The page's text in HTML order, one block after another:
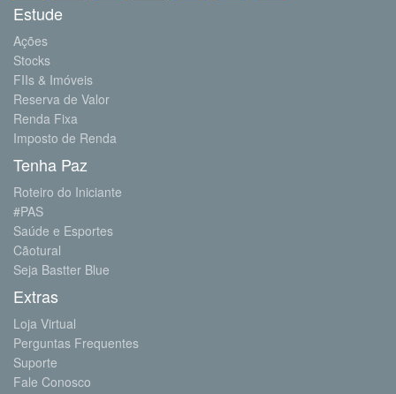
Estude
Ações
Stocks
FIIs & Imóveis
Reserva de Valor
Renda Fixa
Imposto de Renda
Tenha Paz
Roteiro do Iniciante
#PAS
Saúde e Esportes
Cãotural
Seja Bastter Blue
Extras
Loja Virtual
Perguntas Frequentes
Suporte
Fale Conosco